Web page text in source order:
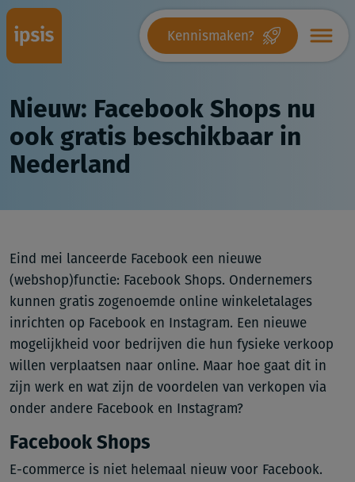
Kennismaken?
Nieuw: Facebook Shops nu
ook gratis beschikbaar in
Nederland
Eind mei lanceerde Facebook een nieuwe
(webshop)functie: Facebook Shops. Ondernemers
kunnen gratis zogenoemde online winkeletalages
inrichten op Facebook en Instagram. Een nieuwe
mogelijkheid voor bedrijven die hun fysieke verkoop
willen verplaatsen naar online. Maar hoe gaat dit in
zijn werk en wat zijn de voordelen van verkopen via
onder andere Facebook en Instagram?
Facebook Shops
E-commerce is niet helemaal nieuw voor Facebook.